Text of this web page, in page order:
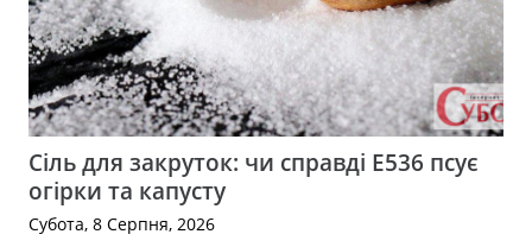
Сіль для закруток: чи справді Е536 псує
огірки та капусту
Субота, 8 Серпня, 2026